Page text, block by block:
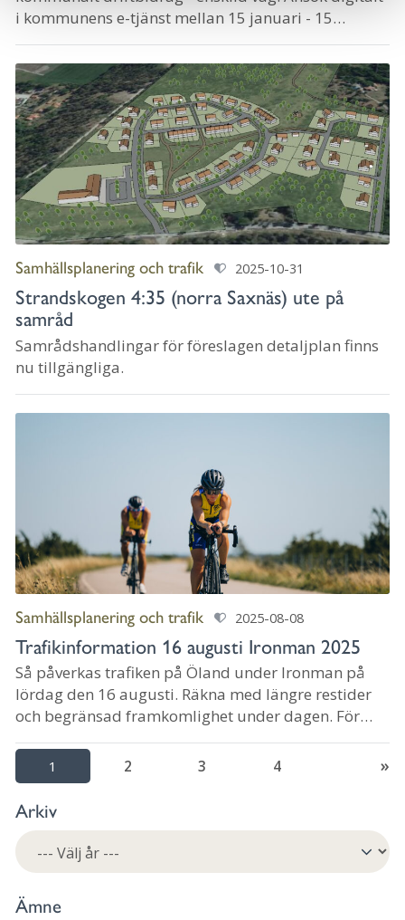
i kommunens e-tjänst mellan 15 januari - 15
februari.
Samhällsplanering och trafik 2025-10-31
Strandskogen 4:35 (norra Saxnäs) ute på
samråd
Samrådshandlingar för föreslagen detaljplan finns
nu tillgängliga.
Samhällsplanering och trafik 2025-08-08
Trafikinformation 16 augusti Ironman 2025
Så påverkas trafiken på Öland under Ironman på
lördag den 16 augusti. Räkna med längre restider
och begränsad framkomlighet under dagen. För
resor söderut välj väg 136.
1 2 3 4
Arkiv
Ämne